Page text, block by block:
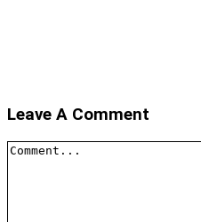
Leave A Comment
Comment